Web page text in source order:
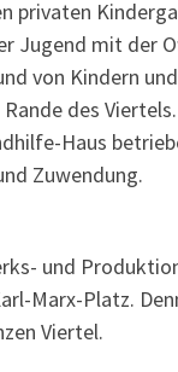
privaten
Jugend mit der
von Kindern
des
Haus
Zuwendung.
und
Marx-Platz.
Viertel.